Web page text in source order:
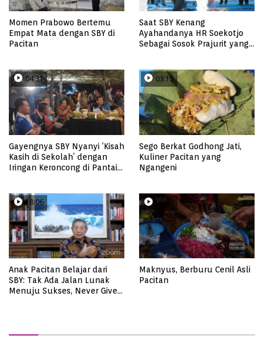
Momen Prabowo Bertemu
Empat Mata dengan SBY di
Pacitan
Saat SBY Kenang
Ayahandanya HR Soekotjo
Sebagai Sosok Prajurit yang
04:31
Gayengnya SBY Nyanyi ‘Kisah
Kasih di Sekolah’ dengan
Iringan Keroncong di Pantai
03:15
Sego Berkat Godhong Jati,
Kuliner Pacitan yang
Ngangeni
18:06
Anak Pacitan Belajar dari
SBY: Tak Ada Jalan Lunak
Menuju Sukses, Never Give
06:38
Maknyus, Berburu Cenil Asli
Pacitan